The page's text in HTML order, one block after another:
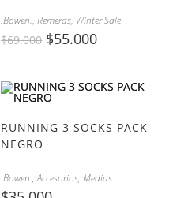
.Bowen.,Remeras, Winter Sale
$69.000 $55.000
RUNNING 3 SOCKS PACK
NEGRO
.Bowen.,Accesorios,Medias